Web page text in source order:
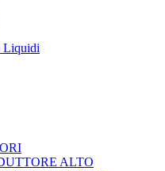
Liquidi
ALTO